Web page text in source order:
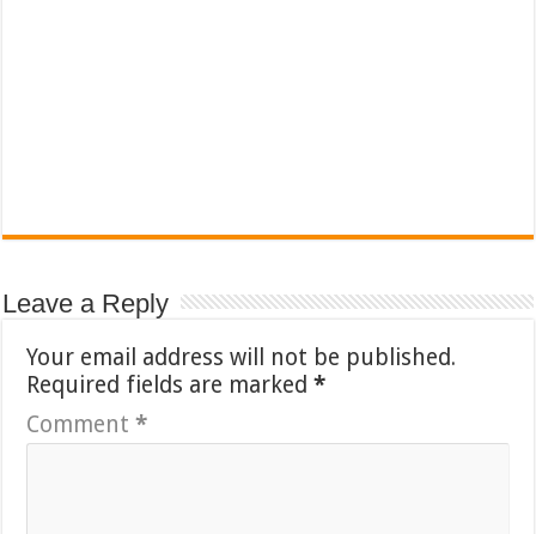
Leave a Reply
Your email address will not be published.
Required fields are marked*
Comment*